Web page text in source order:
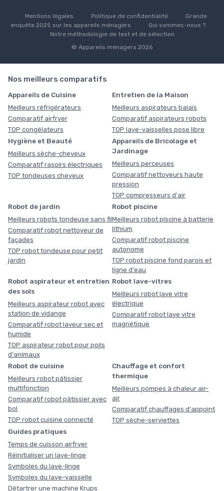
Mentions légales Politique de confidentialité
Grande
enquête 2025 sur les appareils ménagers
Qui sommes-nous ?
Notre méthodologie de test et de sélection
© Appareils ménagers 2026
Nos meilleurs comparatifs
Appareils de Cuisine
Meilleurs réfrigérateurs
Comparatif airfryer
TOP congélateurs
Entretien de la Maison
Meilleurs aspirateurs balais
Comparatif aspirateurs robots
TOP lave-vaisselles pose libre
Hygiène et Beauté
Meilleurs sèche-cheveux
Comparatif rasoirs électriques
TOP tondeuses cheveux
Appareils de Bricolage et
Jardinage
Meilleurs perceuses
Comparatif nettoyeurs haute
pression
TOP compresseurs d'air
Robot de jardin
Meilleurs robots tondeuse sans fil
Comparatif robot nettoyeur de
façades
TOP robot tondeuse pour petit
jardin
Robot piscine
Meilleurs robot piscine à batterie
lithium
Comparatif robot piscine
autonome
TOP robot piscine fond parois et
ligne d'eau
Robot aspirateur et entretien
des sols
Meilleurs aspirateur robot avec
station de vidange
Comparatif robot laveur sec et
humide
TOP aspirateur robot pour poils
d'animaux
Robot lave-vitres
Meilleurs robot lave vitre
électrique
Comparatif robot lave vitre
magnétique
Robot de cuisine
Meilleurs robot pâtissier
multifonction
Comparatif robot pâtissier avec
bol
TOP robot cuisine connecté
Chauffage et confort
thermique
Meilleurs pompes à chaleur air-
air
Comparatif chauffages d'appoint
TOP sèche-serviettes
Guides pratiques
Temps de cuisson airfryer
Réinitialiser un lave-linge
Symboles du lave-linge
Symboles du lave-vaisselle
Détartrer une machine Krups